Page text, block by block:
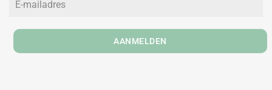
n
a
m
AANMELDEN